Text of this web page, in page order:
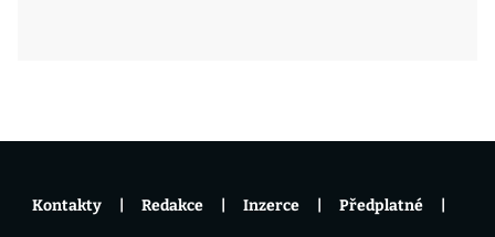
Kontakty Redakce Inzerce Předplatné